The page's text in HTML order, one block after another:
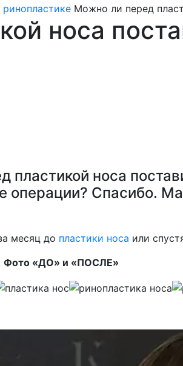
Можно ли перед
носа
носа
операции? Спасибо.
месяц до пластики носа или
Фото «ДО» и «ПОСЛЕ»